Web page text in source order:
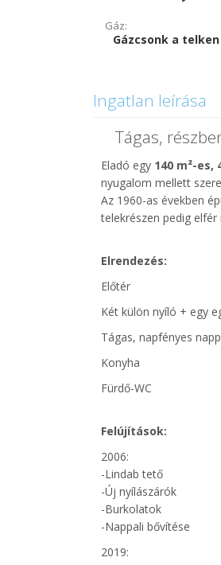
Gáz:
Gázcsonk a telken
Ingatlan leírása
Tágas,
Eladó egy 140 m²-es,
nyugalom mellett
Az 1960-as években
telekrészen pedig
Elrendezés:
Előtér
Két külön nyíló + egy
Tágas, napfényes
Konyha
Fürdő-WC
Felújítások:
2006:
-Lindab tető
-Új nyílászárók
-Burkolatok
-Nappali bővítése
2019: